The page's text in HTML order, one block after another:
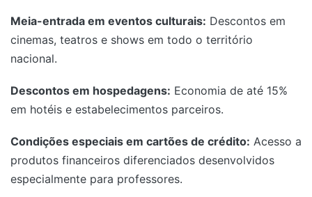
Meia-entrada em eventos culturais: Descontos em
cinemas, teatros e shows em todo o território
nacional.
Descontos em hospedagens: Economia de até 15%
em hotéis e estabelecimentos parceiros.
Condições especiais em cartões de crédito: Acesso a
produtos financeiros diferenciados desenvolvidos
especialmente para professores.